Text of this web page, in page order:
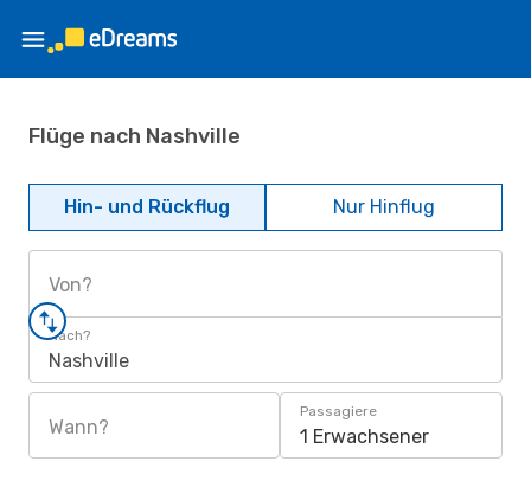
Flüge nach Nashville
Hin- und Rückflug Nur Hinflug
Von?
Nach?
Nashville
Wann?
Passagiere
1 Erwachsener